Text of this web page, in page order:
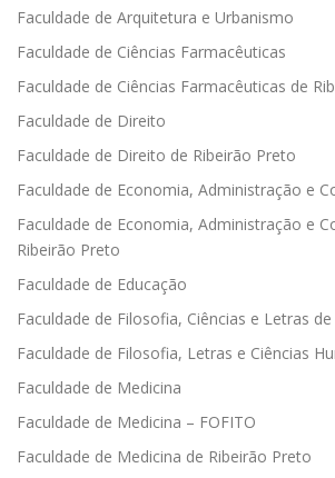
Faculdade de Arquitetura e Urbanismo
Faculdade de Ciências Farmacêuticas
Faculdade de Ciências Farmacêuticas de
Faculdade de Direito
Faculdade de Direito de Ribeirão Preto
Faculdade de Economia, Administração e
Faculdade de Economia, Administração e
Ribeirão Preto
Faculdade de Educação
Faculdade de Filosofia, Ciências e Letras
Faculdade de Filosofia, Letras e Ciências
Faculdade de Medicina
Faculdade de Medicina – FOFITO
Faculdade de Medicina de Ribeirão Preto